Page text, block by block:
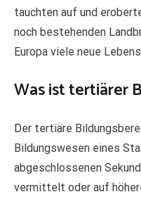
tauchten auf und
noch bestehenden
Europa viele neue
Was ist tertiärer
Der tertiäre
Bildungswesen eines
abgeschlossenen
vermittelt oder auf